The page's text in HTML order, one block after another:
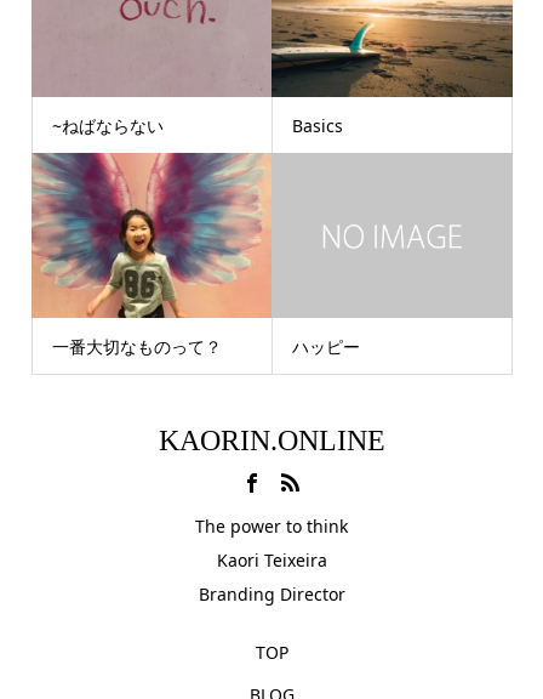
~ねばならない Basics
一番大切なものって？ ハッピー
KAORIN.ONLINE
The power to think
Kaori Teixeira
Branding Director
TOP